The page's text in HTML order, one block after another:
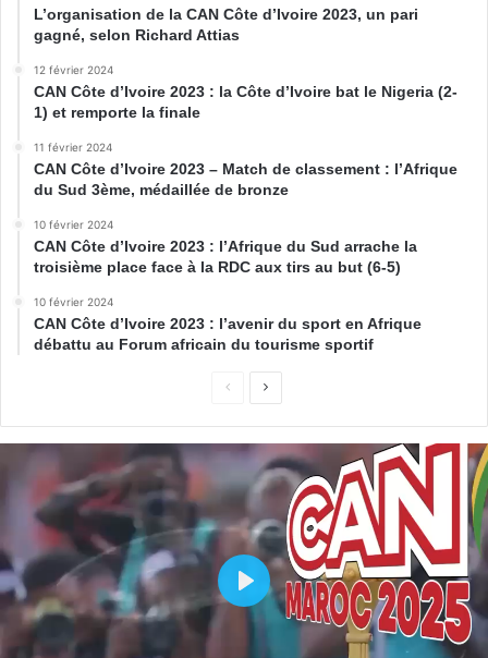
L’organisation de la CAN Côte d’Ivoire 2023, un pari
gagné, selon Richard Attias
12 février 2024
CAN Côte d’Ivoire 2023 : la Côte d’Ivoire bat le Nigeria (2-
1) et remporte la finale
11 février 2024
CAN Côte d’Ivoire 2023 – Match de classement : l’Afrique
du Sud 3ème, médaillée de bronze
10 février 2024
CAN Côte d’Ivoire 2023 : l’Afrique du Sud arrache la
troisième place face à la RDC aux tirs au but (6-5)
10 février 2024
CAN Côte d’Ivoire 2023 : l’avenir du sport en Afrique
débattu au Forum africain du tourisme sportif
P